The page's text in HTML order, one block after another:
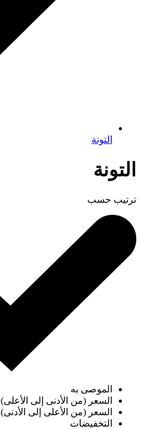
التونة
التونة
ترتيب حسب
الموصى به
السعر (من الأدنى إلى الأعلى)
السعر (من الأعلى إلى الأدنى)
التخفيضات